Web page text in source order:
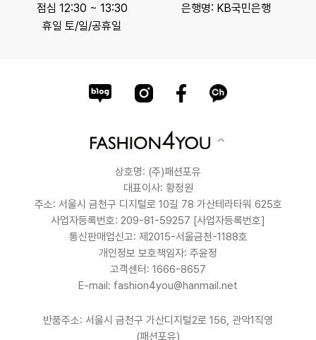
점심 12:30 ~ 13:30
휴일 토/일/공휴일
은행명: KB국민은행
상호명: (주)패션포유
대표이사: 황정원
주소: 서울시 금천구 디지털로 10길 78 가산테라타워 625호
사업자등록번호: 209-81-59257 [사업자등록번호]
통신판매업신고: 제2015-서울금천-1188호
개인정보 보호책임자: 주윤정
고객센터: 1666-8657
E-mail: fashion4you@hanmail.net
반품주소: 서울시 금천구 가산디지털2로 156, 관악1직영
(패션포유)